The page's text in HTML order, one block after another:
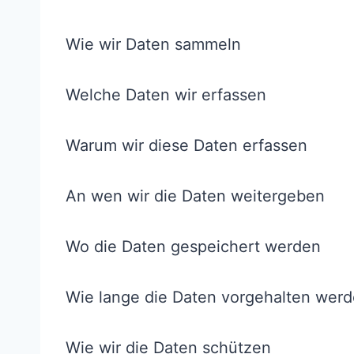
Wie wir Daten sammeln
Welche Daten wir erfassen
Warum wir diese Daten erfassen
An wen wir die Daten weitergeben
Wo die Daten gespeichert werden
Wie lange die Daten vorgehalten
Wie wir die Daten schützen